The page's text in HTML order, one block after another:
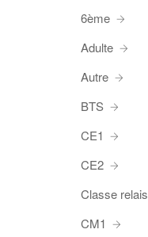
6ème
Adulte
Autre
BTS
CE1
CE2
Classe relais
CM1